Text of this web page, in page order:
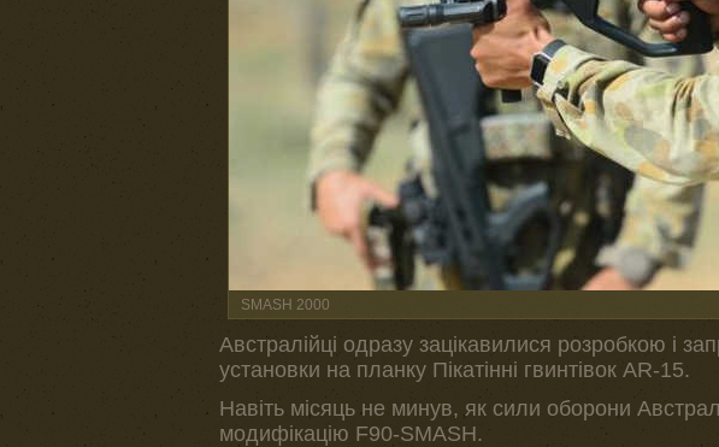
SMASH 2000
Австралійці одразу зацікавилися розробкою і
установки на планку Пікатінні гвинтівок AR-15.
Навіть місяць не минув, як сили оборони
модифікацію F90-SMASH.